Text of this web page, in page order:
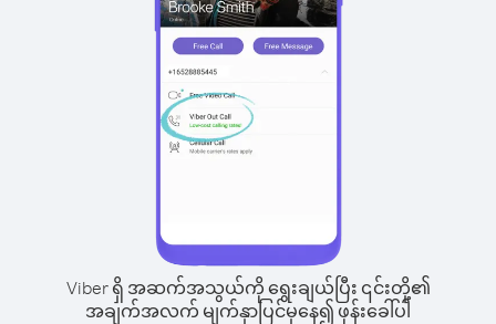
Viber ရှိ အဆက်အသွယ်ကို ရွေးချယ်ပြီး ၎င်းတို့၏
အချက်အလက် မျက်နှာပြင်မှနေ၍ ဖုန်းခေါ်ပါ